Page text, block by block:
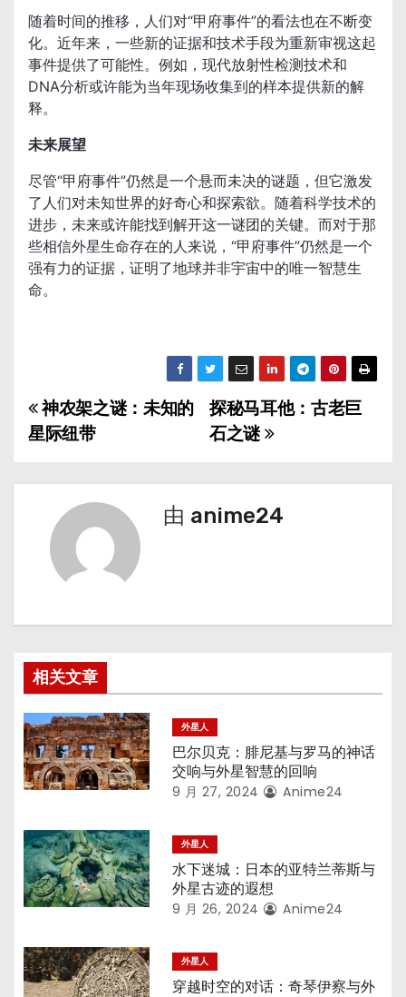
随着时间的推移，人们对“甲府事件”的看法也在不断变
化。近年来，一些新的证据和技术手段为重新审视这起
事件提供了可能性。例如，现代放射性检测技术和
DNA分析或许能为当年现场收集到的样本提供新的解
释。
未来展望
尽管“甲府事件”仍然是一个悬而未决的谜题，但它激发
了人们对未知世界的好奇心和探索欲。随着科学技术的
进步，未来或许能找到解开这一谜团的关键。而对于那
些相信外星生命存在的人来说，“甲府事件”仍然是一个
强有力的证据，证明了地球并非宇宙中的唯一智慧生
命。
文
章
导
航
探秘马耳他：古老巨
石之谜
神农架之谜：未知的
星际纽带
由 anime24
相关文章
外星人
巴尔贝克：腓尼基与罗马的神话
交响与外星智慧的回响
9 月 27, 2024 Anime24
外星人
水下迷城：日本的亚特兰蒂斯与
外星古迹的遐想
9 月 26, 2024 Anime24
外星人
穿越时空的对话：奇琴伊察与外